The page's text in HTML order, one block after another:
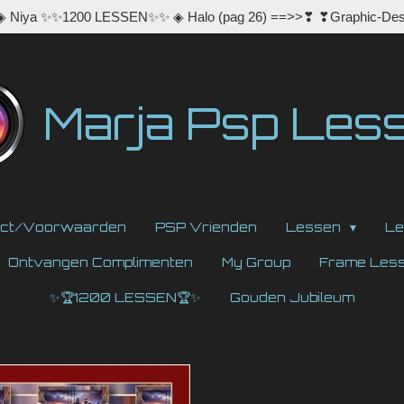
✨✨1200 LESSEN✨✨ ◈ Halo (pag 26) ==>>❣ ❣Graphic-
Marja Psp
Voorwaarden PSP Vrienden Lessen
Ontvangen Complimenten My Group Frame
✨🏆1200 LESSEN🏆✨ Gouden Jubileum